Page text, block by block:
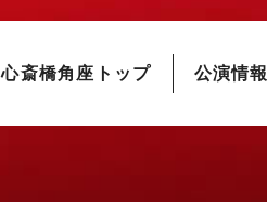
心斎橋角座トップ 公演情報